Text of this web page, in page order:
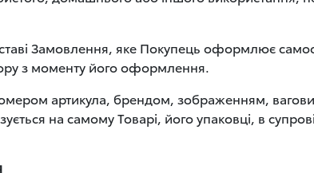
Замовлення, яке Покупець оформлює
з моменту його оформлення.
артикула, брендом, зображенням,
на самому Товарі, його упаковці, в